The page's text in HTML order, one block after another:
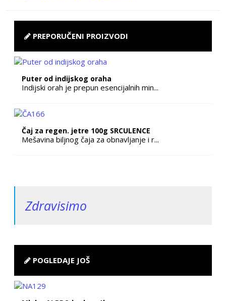
PREPORUČENI PROIZVODI
Puter od indijskog oraha
Indijski orah je prepun esencijalnih min...
Čaj za regen. jetre 100g SRCULENCE
Mešavina biljnog čaja za obnavljanje i r...
Zdravisimo
POGLEDAJE JOŠ